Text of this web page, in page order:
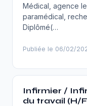
Médical, agence
paramédical,
Diplômé(…
Publiée le 06/02/
Infirmier /
du travail (H/